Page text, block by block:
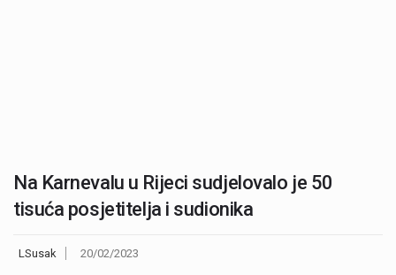
Na Karnevalu u Rijeci sudjelovalo je 50
tisuća posjetitelja i sudionika
LSusak 20/02/2023